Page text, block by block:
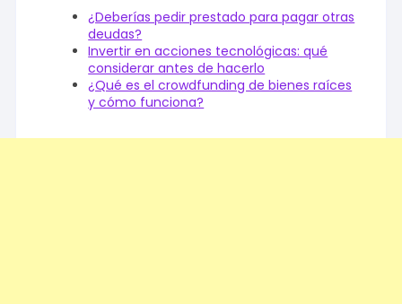
¿Deberías pedir prestado para pagar otras
deudas?
Invertir en acciones tecnológicas: qué
considerar antes de hacerlo
¿Qué es el crowdfunding de bienes raíces
y cómo funciona?